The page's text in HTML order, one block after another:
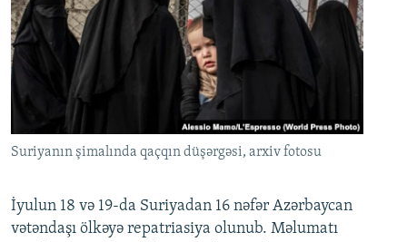
Suriyanın şimalında qaçqın düşərgəsi, arxiv fotosu
İyulun 18 və 19-da Suriyadan 16 nəfər Azərbaycan
vətəndaşı ölkəyə repatriasiya olunub. Məlumatı